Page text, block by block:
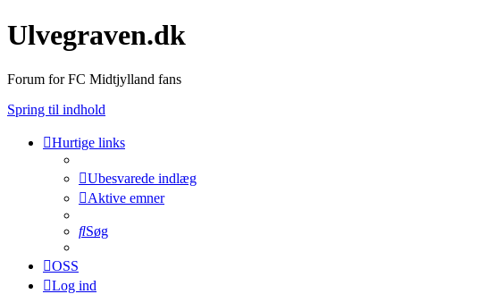
Ulvegraven.dk
Forum for FC Midtjylland fans
Spring til indhold
Hurtige links
Ubesvarede indlæg
Aktive emner
Søg
OSS
Log ind